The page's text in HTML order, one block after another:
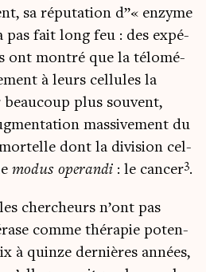
sa répu­ta­tion d”« enzyme
pas fait long feu : des expé­
ont mon­tré que la télo­mé­
à leurs cel­lules la
beau­coup plus sou­vent,
mas­si­ve­ment du
dont la divi­sion cel­
modus ope­ran­di : le can­cer3.
cher­cheurs n’ont pas
comme thé­ra­pie poten­
à quinze der­nières années,